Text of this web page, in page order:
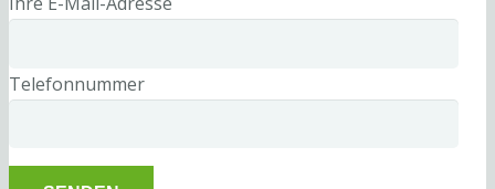
Telefonnummer